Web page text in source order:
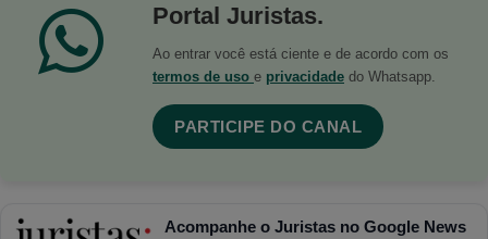
Portal Juristas.
Ao entrar você está ciente e de acordo com os
termos de uso e privacidade do Whatsapp.
PARTICIPE DO CANAL
Acompanhe o Juristas no Google News